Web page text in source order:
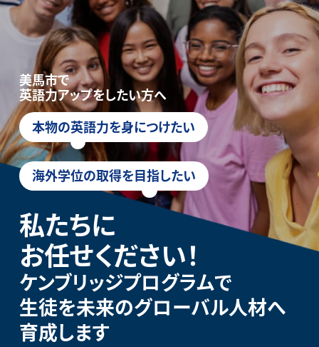
美馬市で
英語力アップをしたい方へ
本物の英語力を身につけたい
海外学位の取得を目指したい
私たちに
お任せください！
ケンブリッジプログラムで
生徒を未来のグローバル人材へ
育成します